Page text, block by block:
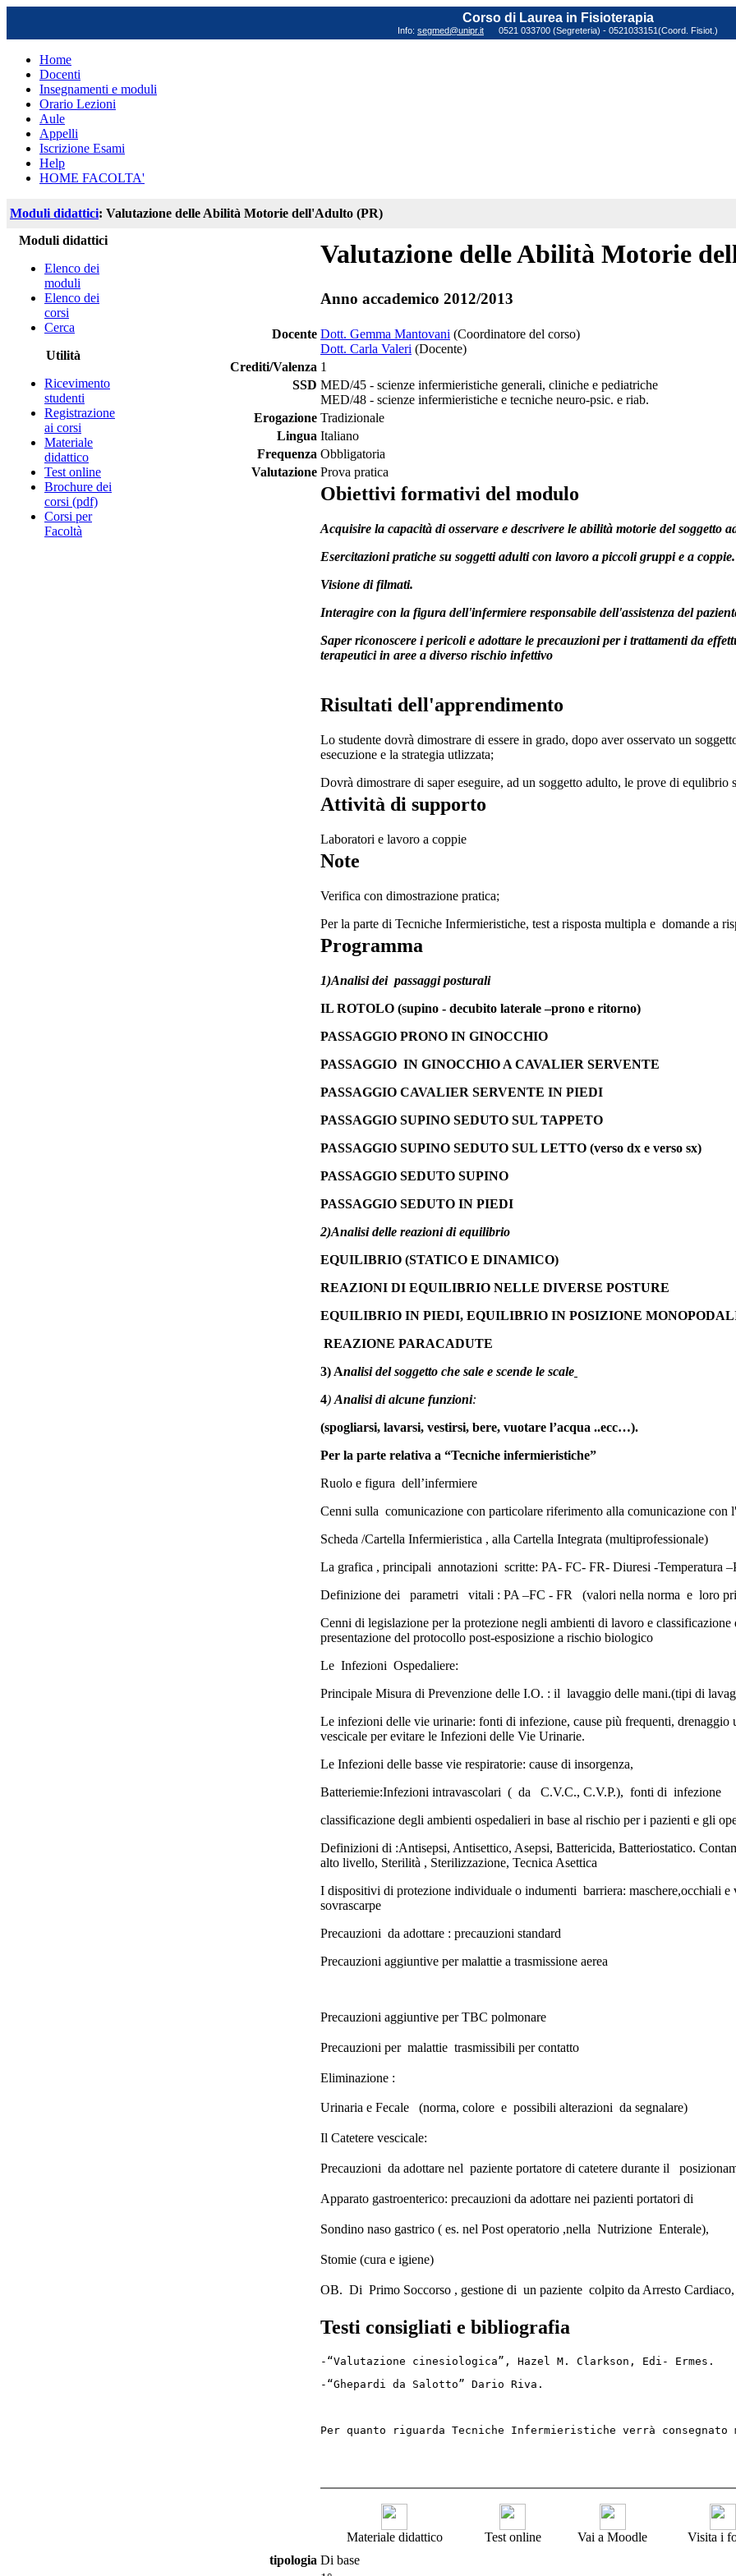
Corso di Laurea in Fisioterapia
Info: segmed@unipr.it 0521 033700 (Segreteria) - 0521033151(Coord. Fisiot.)
Home
Docenti
Insegnamenti e moduli
Orario Lezioni
Aule
Appelli
Iscrizione Esami
Help
HOME FACOLTA'
Moduli didattici: Valutazione delle Abilità Motorie dell'Adulto (PR)
Moduli didattici
Elenco dei
moduli
Elenco dei
corsi
Cerca
Utilità
Ricevimento
studenti
Registrazione
ai corsi
Materiale
didattico
Test online
Brochure dei
corsi (pdf)
Corsi per
Facoltà
Valutazione delle Abilità Motorie
Anno accademico 2012/2013
Docente Dott. Gemma Mantovani (Coordinatore del corso)
Dott. Carla Valeri (Docente)
Crediti/Valenza 1
SSD MED/45 - scienze infermieristiche generali, cliniche e pediatriche
MED/48 - scienze infermieristiche e tecniche neuro-psic. e riab.
Erogazione Tradizionale
Lingua Italiano
Frequenza Obbligatoria
Valutazione Prova pratica
Obiettivi formativi del modulo
Acquisire la capacità di osservare e descrivere le abilità motorie del soggetto
Esercitazioni pratiche su soggetti adulti con lavoro a piccoli gruppi e a coppie.
Visione di filmati.
Interagire con la figura dell'infermiere responsabile dell'assistenza del
Saper riconoscere i pericoli e adottare le precauzioni per i trattamenti da
terapeutici in aree a diverso rischio infettivo
Risultati dell'apprendimento
Lo studente dovrà dimostrare di essere in grado, dopo aver osservato un
esecuzione e la strategia utlizzata;
Dovrà dimostrare di saper eseguire, ad un soggetto adulto, le prove di equlibrio
Attività di supporto
Laboratori e lavoro a coppie
Note
Verifica con dimostrazione pratica;
Per la parte di Tecniche Infermieristiche, test a risposta multipla e domande a
Programma
1)Analisi dei passaggi posturali
IL ROTOLO (supino - decubito laterale –prono e ritorno)
PASSAGGIO PRONO IN GINOCCHIO
PASSAGGIO IN GINOCCHIO A CAVALIER SERVENTE
PASSAGGIO CAVALIER SERVENTE IN PIEDI
PASSAGGIO SUPINO SEDUTO SUL TAPPETO
PASSAGGIO SUPINO SEDUTO SUL LETTO (verso dx e verso sx)
PASSAGGIO SEDUTO SUPINO
PASSAGGIO SEDUTO IN PIEDI
2)Analisi delle reazioni di equilibrio
EQUILIBRIO (STATICO E DINAMICO)
REAZIONI DI EQUILIBRIO NELLE DIVERSE POSTURE
EQUILIBRIO IN PIEDI, EQUILIBRIO IN POSIZIONE
REAZIONE PARACADUTE
3) Analisi del soggetto che sale e scende le scale
4) Analisi di alcune funzioni:
(spogliarsi, lavarsi, vestirsi, bere, vuotare l’acqua ..ecc…).
Per la parte relativa a “Tecniche infermieristiche”
Ruolo e figura dell’infermiere
Cenni sulla comunicazione con particolare riferimento alla comunicazione con
Scheda /Cartella Infermieristica , alla Cartella Integrata (multiprofessionale)
La grafica , principali annotazioni scritte: PA- FC- FR- Diuresi -Temperatura
Definizione dei parametri vitali : PA –FC - FR (valori nella norma e loro
Cenni di legislazione per la protezione negli ambienti di lavoro e
presentazione del protocollo post-esposizione a rischio biologico
Le Infezioni Ospedaliere:
Principale Misura di Prevenzione delle I.O. : il lavaggio delle mani.(tipi di
Le infezioni delle vie urinarie: fonti di infezione, cause più frequenti,
vescicale per evitare le Infezioni delle Vie Urinarie.
Le Infezioni delle basse vie respiratorie: cause di insorgenza,
Batteriemie:Infezioni intravascolari ( da C.V.C., C.V.P.), fonti di infezione
classificazione degli ambienti ospedalieri in base al rischio per i pazienti e gli
Definizioni di :Antisepsi, Antisettico, Asepsi, Battericida, Batteriostatico.
alto livello, Sterilità , Sterilizzazione, Tecnica Asettica
I dispositivi di protezione individuale o indumenti barriera: maschere,occhiali
sovrascarpe
Precauzioni da adottare : precauzioni standard
Precauzioni aggiuntive per malattie a trasmissione aerea
Precauzioni aggiuntive per TBC polmonare
Precauzioni per malattie trasmissibili per contatto
Eliminazione :
Urinaria e Fecale (norma, colore e possibili alterazioni da segnalare)
Il Catetere vescicale:
Precauzioni da adottare nel paziente portatore di catetere durante il
Apparato gastroenterico: precauzioni da adottare nei pazienti portatori di
Sondino naso gastrico ( es. nel Post operatorio ,nella Nutrizione Enterale),
Stomie (cura e igiene)
OB. Di Primo Soccorso , gestione di un paziente colpito da Arresto
Testi consigliati e bibliografia
-“Valutazione cinesiologica”, Hazel M. Clarkson, Edi- Ermes.
-“Ghepardi da Salotto” Dario Riva.
Per quanto riguarda Tecniche Infermieristiche verrà
Materiale didattico Test online Vai a Moodle
Visita i
tipologia Di base